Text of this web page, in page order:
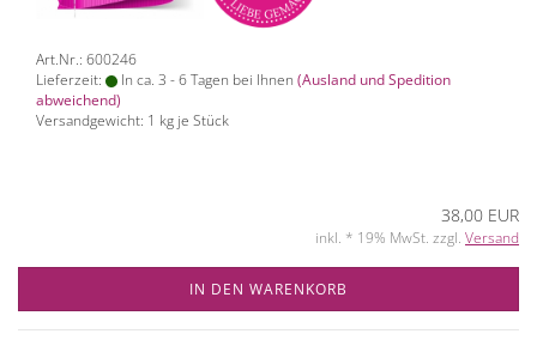
Art.Nr.: 600246
Lieferzeit:
In ca. 3 - 6 Tagen bei Ihnen (Ausland und Spedition
abweichend)
Versandgewicht: 1 kg je Stück
38,00 EUR
inkl. * 19% MwSt. zzgl. Versand
IN DEN WARENKORB